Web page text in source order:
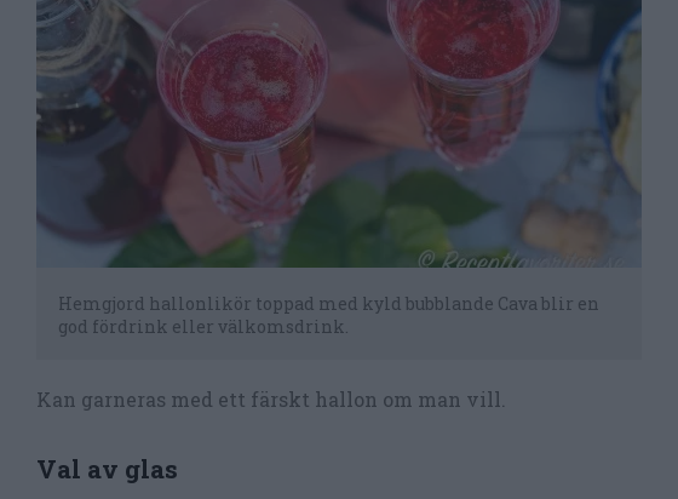
Hemgjord hallonlikör toppad med kyld bubblande Cava blir en
god fördrink eller välkomsdrink.
Kan garneras med ett färskt hallon om man vill.
Val av glas